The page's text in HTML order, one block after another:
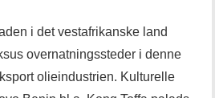
i det vestafrikanske land
overnatningssteder i denne
olieindustrien. Kulturelle